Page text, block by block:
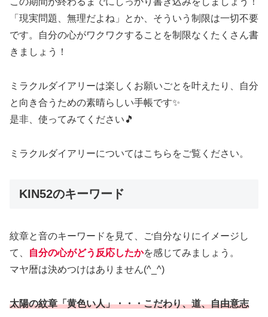
「現実問題、無理だよね」とか、そういう制限は一切不要
です。自分の心がワクワクすることを制限なくたくさん書
きましょう！
ミラクルダイアリーは楽しくお願いごとを叶えたり、自分
と向き合うための素晴らしい手帳です✨
是非、使ってみてください🎵
ミラクルダイアリーについてはこちらをご覧ください。
KIN52のキーワード
紋章と音のキーワードを見て、ご自分なりにイメージし
て、
自分の心がどう反応したかを感じてみましょう。
マヤ暦は決めつけはありません(^_^)
太陽の紋章「黄色い人」・・・こだわり、道、自由意志